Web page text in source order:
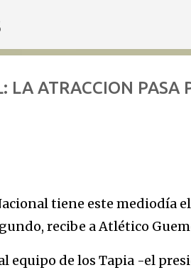
LA ATRACCION PASA
tiene este mediodía
recibe a Atlético
equipo de los Tapia -el